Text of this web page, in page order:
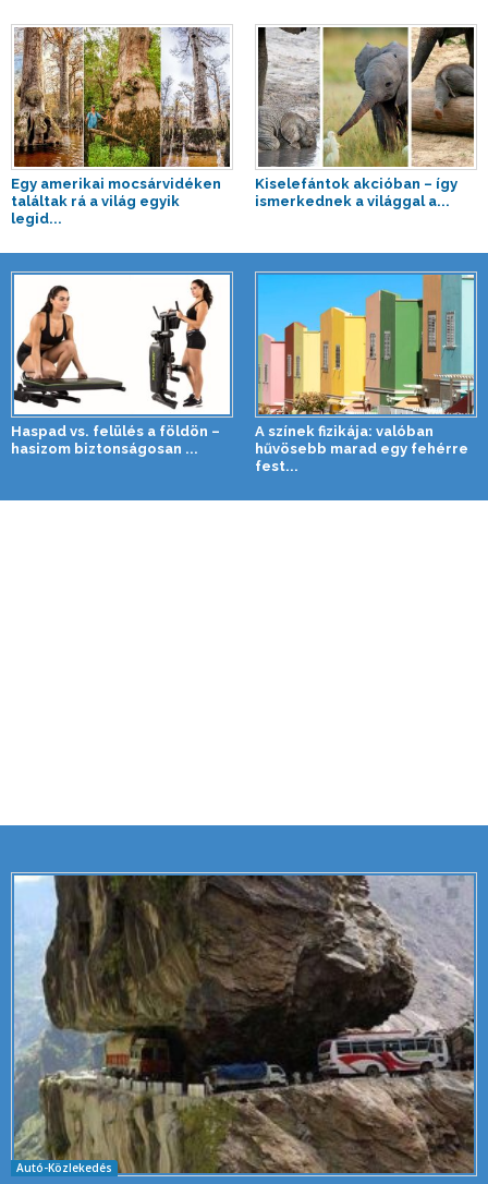
Egy amerikai mocsárvidéken
találtak rá a világ egyik
legid...
Kiselefántok akcióban – így
ismerkednek a világgal a...
Haspad vs. felülés a földön –
hasizom biztonságosan ...
A színek fizikája: valóban
hűvösebb marad egy fehérre
fest...
Autó-Közlekedés